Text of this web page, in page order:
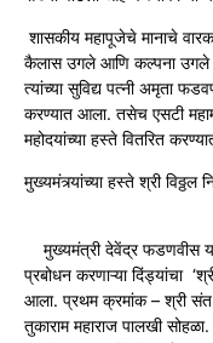
शासकीय महापूजेचे मानाचे
कैलास उगले आणि कल्पना उगले
त्यांच्या सुविद्य पत्नी अमृता
करण्यात आला. तसेच एसटी
महोदयांच्या हस्ते वितरित
मुख्यमंत्र्यांच्या हस्ते श्री विठ्ठल
मुख्यमंत्री देवेंद्र फडणवीस
प्रबोधन करणाऱ्या दिंड्यांचा
आला. प्रथम क्रमांक – श्री संत
तुकाराम महाराज पालखी